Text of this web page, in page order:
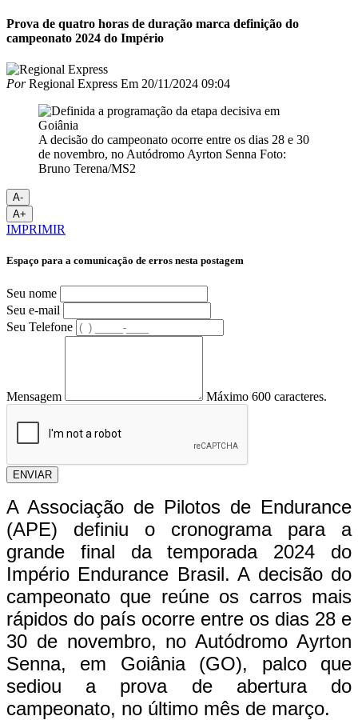
Prova de quatro horas de duração marca definição do
campeonato 2024 do Império
PorRegional Express Em 20/11/2024 09:04
A decisão do campeonato ocorre entre os dias 28 e 30
de novembro, no Autódromo Ayrton Senna Foto:
Bruno Terena/MS2
A-
A+
IMPRIMIR
Espaço para a comunicação de erros nesta postagem
Seu nome
Seu e-mail
Seu Telefone
Mensagem Máximo 600 caracteres.
ENVIAR
A Associação de Pilotos de Endurance
(APE) definiu o cronograma para a
grande final da temporada 2024 do
Império Endurance Brasil. A decisão do
campeonato que reúne os carros mais
rápidos do país ocorre entre os dias 28 e
30 de novembro, no Autódromo Ayrton
Senna, em Goiânia (GO), palco que
sediou a prova de abertura do
campeonato, no último mês de março.